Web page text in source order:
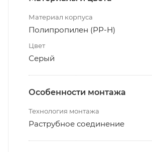
Материал корпуса
Полипропилен (РР-Н)
Цвет
Серый
Особенности монтажа
Технология монтажа
Раструбное соединение